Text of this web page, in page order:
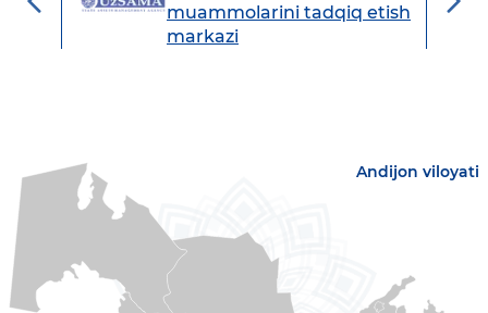
muammolarini tadqiq etish
markazi
Andijon viloyati